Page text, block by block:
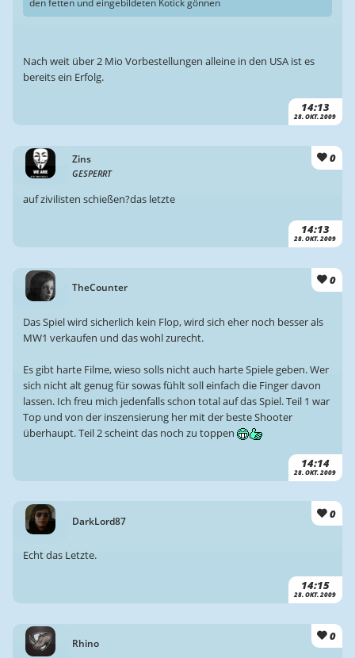
14:13
28. OKT. 2009
den fetten und eingebildeten Kotick gönnen
Nach weit über 2 Mio Vorbestellungen alleine in den USA ist es
bereits ein Erfolg.
Zins
GESPERRT
0
14:13
28. OKT. 2009
auf zivilisten schießen?das letzte
TheCounter
0
14:14
28. OKT. 2009
Das Spiel wird sicherlich kein Flop, wird sich eher noch besser als
MW1 verkaufen und das wohl zurecht.
Es gibt harte Filme, wieso solls nicht auch harte Spiele geben. Wer
sich nicht alt genug für sowas fühlt soll einfach die Finger davon
lassen. Ich freu mich jedenfalls schon total auf das Spiel. Teil 1 war
Top und von der inszensierung her mit der beste Shooter
überhaupt. Teil 2 scheint das noch zu toppen
DarkLord87
0
14:15
28. OKT. 2009
Echt das Letzte.
Rhino
0